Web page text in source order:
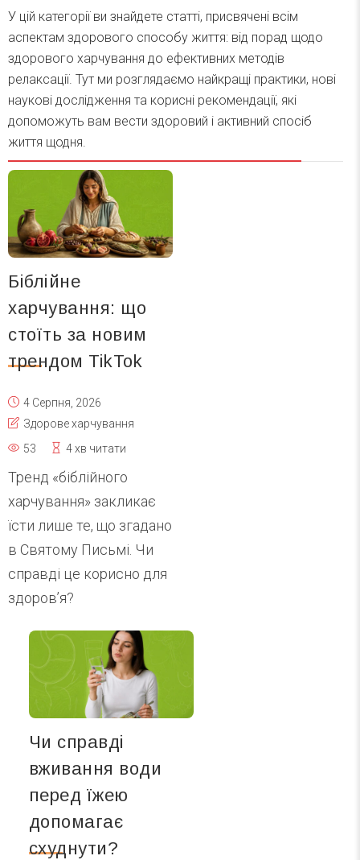
У цій категорії ви знайдете статті, присвячені всім
аспектам здорового способу життя: від порад щодо
здорового харчування до ефективних методів
релаксації. Тут ми розглядаємо найкращі практики, нові
наукові дослідження та корисні рекомендації, які
допоможуть вам вести здоровий і активний спосіб
життя щодня.
Біблійне
харчування: що
стоїть за новим
трендом TikTok
4 Серпня, 2026
Здорове харчування
53
4 хв читати
Тренд «біблійного
харчування» закликає
їсти лише те, що згадано
в Святому Письмі. Чи
справді це корисно для
здоров’я?
Чи справді
вживання води
перед їжею
допомагає
схуднути?